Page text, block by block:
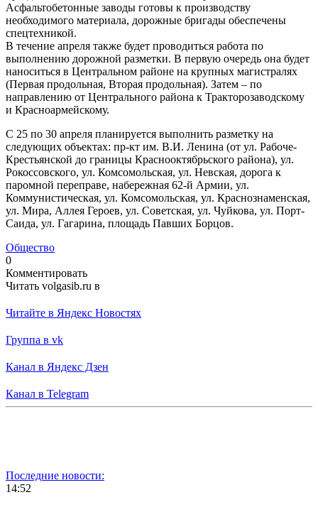
Асфальтобетонные заводы готовы к производству
необходимого материала, дорожные бригады обеспечены
спецтехникой.
В течение апреля также будет проводиться работа по
выполнению дорожной разметки. В первую очередь она будет
наноситься в Центральном районе на крупных магистралях
(Первая продольная, Вторая продольная). Затем – по
направлению от Центрального района к Тракторозаводскому
и Красноармейскому.
С 25 по 30 апреля планируется выполнить разметку на
следующих объектах: пр-кт им. В.И. Ленина (от ул. Рабоче-
Крестьянской до границы Краснооктябрьского района), ул.
Рокоссовского, ул. Комсомольская, ул. Невская, дорога к
паромной переправе, набережная 62-й Армии, ул.
Коммунистическая, ул. Комсомольская, ул. Краснознаменская,
ул. Мира, Аллея Героев, ул. Советская, ул. Чуйкова, ул. Порт-
Саида, ул. Гагарина, площадь Павших Борцов.
Общество
0
Комментировать
Читать volgasib.ru в
Читайте в Яндекс Новостях
Группа в vk
Канал в Яндекс Дзен
Канал в Telegram
Последние новости:
14:52